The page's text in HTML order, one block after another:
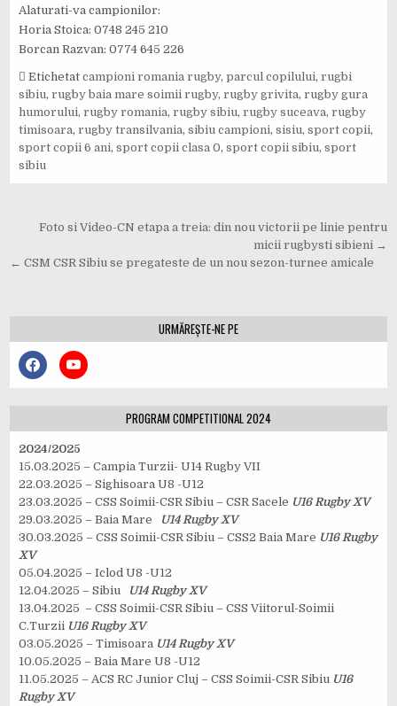
Alaturati-va campionilor:
Horia Stoica: 0748 245 210
Borcan Razvan: 0774 645 226
Etichetatcampioni romania rugby,parcul copilului,rugbi
sibiu,rugby baia mare soimii rugby,rugby grivita,rugby gura
humorului,rugby romania,rugby sibiu,rugby suceava,rugby
timisoara,rugby transilvania,sibiu campioni,sisiu,sport copii,
sport copii 6 ani,sport copii clasa 0,sport copii sibiu,sport
sibiu
Navigare
în
Foto si Video-CN etapa a treia: din nou victorii pe linie pentru
micii rugbysti sibieni →
← CSM CSR Sibiu se pregateste de un nou sezon-turnee amicale
URMĂREȘTE-NE PE
PROGRAM COMPETITIONAL 2024
2024/2025
15.03.2025 – Campia Turzii- U14 Rugby VII
22.03.2025 – Sighisoara U8 -U12
23.03.2025 – CSS Soimii-CSR Sibiu – CSR Sacele U16 Rugby XV
29.03.2025 – Baia Mare
U14 Rugby XV
30.03.2025 – CSS Soimii-CSR Sibiu – CSS2 Baia Mare U16 Rugby
XV
05.04.2025 – Iclod U8 -U12
12.04.2025 – Sibiu
U14 Rugby XV
13.04.2025 – CSS Soimii-CSR Sibiu – CSS Viitorul-Soimii
C.Turzii U16 Rugby XV
03.05.2025 – Timisoara U14 Rugby XV
10.05.2025 – Baia Mare U8 -U12
11.05.2025 – ACS RC Junior Cluj – CSS Soimii-CSR Sibiu U16
Rugby XV